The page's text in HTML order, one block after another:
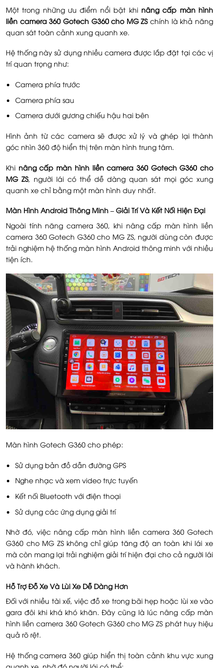
Một trong những ưu điểm nổi bật khi nâng cấp màn hình
liền camera 360 Gotech G360 cho MG ZSchính là khả năng
quan sát toàn cảnh xung quanh xe.
Hệ thống này sử dụng nhiều camera được lắp đặt tại các vị
trí quan trọng như:
Camera phía trước
Camera phía sau
Camera dưới gương chiếu hậu hai bên
Hình ảnh từ các camera sẽ được xử lý và ghép lại thành
góc nhìn 360 độ hiển thị trên màn hình trung tâm.
Khi nâng cấp màn hình liền camera 360 Gotech G360 cho
MG ZS, người lái có thể dễ dàng quan sát mọi góc xung
quanh xe chỉ bằng một màn hình duy nhất.
Màn Hình Android Thông Minh – Giải Trí Và Kết Nối Hiện Đại
Ngoài tính năng camera 360, khi nâng cấp màn hình liền
camera 360 Gotech G360 cho MG ZS, người dùng còn được
trải nghiệm hệ thống màn hình Android thông minh với nhiều
tiện ích.
Màn hình Gotech G360 cho phép:
Sử dụng bản đồ dẫn đường GPS
Nghe nhạc và xem video trực tuyến
Kết nối Bluetooth với điện thoại
Sử dụng các ứng dụng giải trí
Nhờ đó, việc nâng cấp màn hình liền camera 360 Gotech
G360 cho MG ZS không chỉ giúp tăng độ an toàn khi lái xe
mà còn mang lại trải nghiệm giải trí hiện đại cho cả người lái
và hành khách.
Hỗ Trợ Đỗ Xe Và Lùi Xe Dễ Dàng Hơn
Đối với nhiều tài xế, việc đỗ xe trong bãi hẹp hoặc lùi xe vào
gara đôi khi khá khó khăn. Đây cũng là lúc nâng cấp màn
hình liền camera 360 Gotech G360 cho MG ZS phát huy hiệu
quả rõ rệt.
Hệ thống camera 360 giúp hiển thị toàn cảnh khu vực xung